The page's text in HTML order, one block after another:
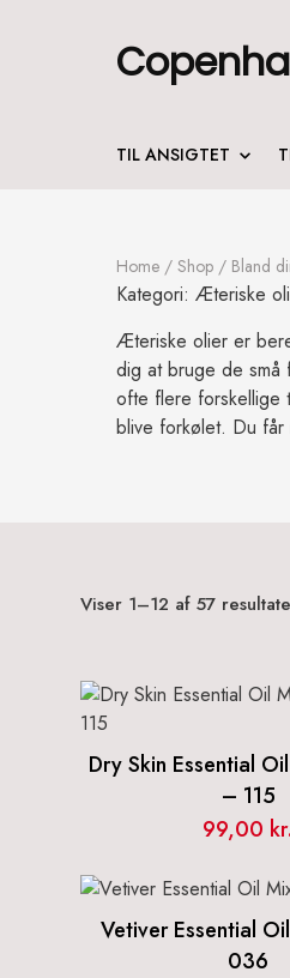
TIL ANSIGTET
Home / Shop / Bland
Kategori: Æteriske
Æteriske olier er
dig at bruge de
ofte flere forskellige
blive forkølet. Du
Viser 1–12 af 57
Dry Skin Essential
– 115
99,00 kr.
Vetiver Essential
036